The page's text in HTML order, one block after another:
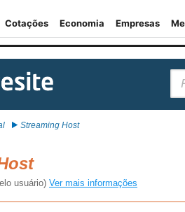
Streaming Host
usuário) Ver mais informações